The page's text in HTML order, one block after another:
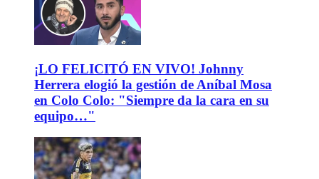
¡LO FELICITÓ EN VIVO! Johnny
Herrera elogió la gestión de Aníbal Mosa
en Colo Colo: "Siempre da la cara en su
equipo…"